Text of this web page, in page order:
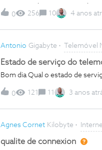
e agora estou com dificuldades
0 256 10 4 anos
Antonio Gigabyte Telemóvel
Estado de serviço do
Bom dia Qual o estado de
0 121 11 3 anos
Agnes Cornet Kilobyte
qualite de connexion